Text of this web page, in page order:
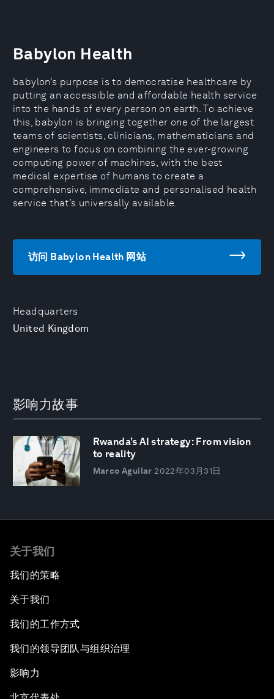
Headquarters
United Kingdom
Babylon Health
babylon’s purpose is to democratise healthcare by
putting an accessible and affordable health service
into the hands of every person on earth. To achieve
this, babylon is bringing together one of the largest
teams of scientists, clinicians, mathematicians and
engineers to focus on combining the ever-growing
computing power of machines, with the best
medical expertise of humans to create a
comprehensive, immediate and personalised health
service that’s universally available.
访问 Babylon Health 网站
影响力故事
Rwanda’s AI strategy: From vision
to reality
Marco Aguilar 2022年03月31日
关于我们
我们的策略
关于我们
我们的工作方式
我们的领导团队与组织治理
影响力